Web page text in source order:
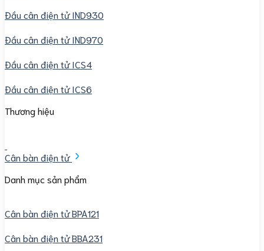
Đầu cân điện tử IND930
Đầu cân điện tử IND970
Đầu cân điện tử ICS4
Đầu cân điện tử ICS6
Thương hiệu
Cân bàn điện tử
Danh mục sản phẩm
Cân bàn điện tử BPA121
Cân bàn điện tử BBA231